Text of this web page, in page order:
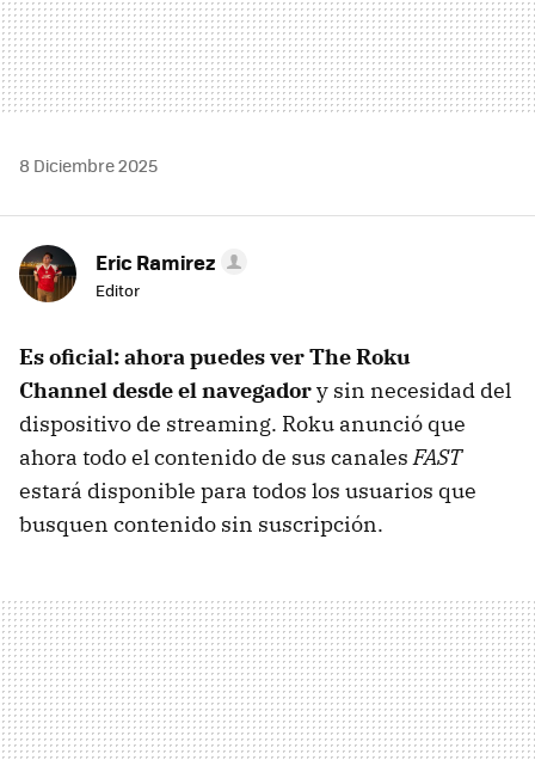
8 Diciembre 2025
Eric Ramirez
Editor
Es oficial: ahora puedes verThe Roku
Channeldesde el navegadory sin necesidad del
dispositivo de streaming. Roku anunció que
ahora todo el contenido de sus canalesFAST
estará disponible para todos los usuarios que
busquen contenido sin suscripción.